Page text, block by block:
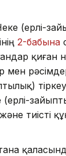
(ерлі-
2-бабына
қиған
мен
(ерлі-
және тиісті